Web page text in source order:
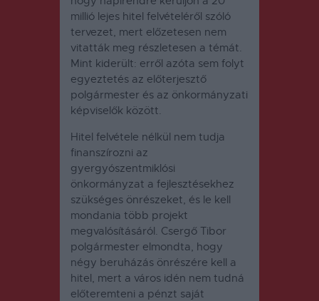
millió lejes hitel felvételéről szóló
tervezet, mert előzetesen nem
vitatták meg részletesen a témát.
Mint kiderült: erről azóta sem folyt
egyeztetés az előterjesztő
polgármester és az önkormányzati
képviselők között.
Hitel felvétele nélkül nem tudja
finanszírozni az
gyergyószentmiklósi
önkormányzat a fejlesztésekhez
szükséges önrészeket, és le kell
mondania több projekt
megvalósításáról. Csergő Tibor
polgármester elmondta, hogy
négy beruházás önrészére kell a
hitel, mert a város idén nem tudná
előteremteni a pénzt saját